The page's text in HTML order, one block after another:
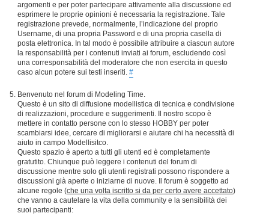
argomenti e per poter partecipare attivamente alla discussione ed
esprimere le proprie opinioni è necessaria la registrazione. Tale
registrazione prevede, normalmente, l’indicazione del proprio
Username, di una propria Password e di una propria casella di
posta elettronica. In tal modo è possibile attribuire a ciascun autore
la responsabilità per i contenuti inviati ai forum, escludendo così
una corresponsabilità del moderatore che non esercita in questo
caso alcun potere sui testi inseriti. #
Benvenuto nel forum di Modeling Time.
Questo è un sito di diffusione modellistica di tecnica e condivisione
di realizzazioni, procedure e suggerimenti. Il nostro scopo è
mettere in contatto persone con lo stesso HOBBY per poter
scambiarsi idee, cercare di migliorarsi e aiutare chi ha necessità di
aiuto in campo Modellisitco.
Questo spazio è aperto a tutti gli utenti ed è completamente
gratutito. Chiunque può leggere i contenuti del forum di
discussione mentre solo gli utenti registrati possono rispondere a
discussioni già aperte o iniziarne di nuove. Il forum è soggetto ad
alcune regole (che una volta iscritto si da per certo avere accettato)
che vanno a cautelare la vita della community e la sensibilità dei
suoi partecipanti: